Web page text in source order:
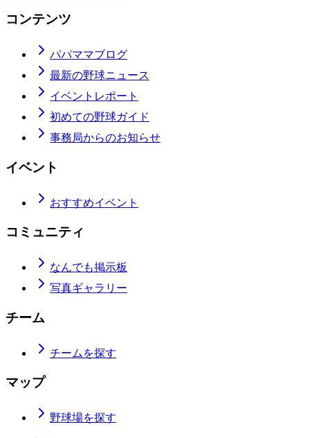
コンテンツ
パパママブログ
最新の野球ニュース
イベントレポート
初めての野球ガイド
事務局からのお知らせ
イベント
おすすめイベント
コミュニティ
なんでも掲示板
写真ギャラリー
チーム
チームを探す
マップ
野球場を探す